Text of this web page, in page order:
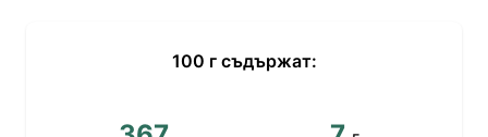
100 г съдържат: